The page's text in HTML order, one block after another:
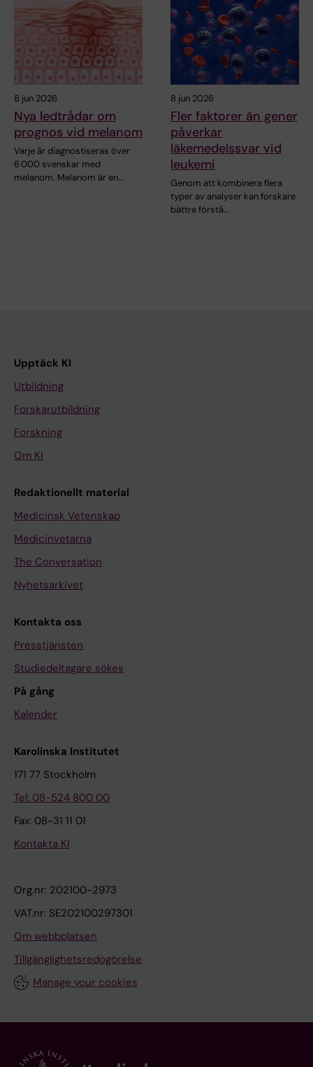
8 jun 2026
Nya ledtrådar om
prognos vid melanom
Varje år diagnostiseras över
6 000 svenskar med
melanom. Melanom är en…
8 jun 2026
Fler faktorer än gener
påverkar
läkemedelssvar vid
leukemi
Genom att kombinera flera
typer av analyser kan forskare
bättre förstå…
Upptäck KI
Utbildning
Forskarutbildning
Forskning
Om KI
Redaktionellt material
Medicinsk Vetenskap
Medicinvetarna
The Conversation
Nyhetsarkivet
Kontakta oss
Presstjänsten
Studiedeltagare sökes
På gång
Kalender
Karolinska Institutet
171 77 Stockholm
Tel: 08-524 800 00
Fax: 08-31 11 01
Kontakta KI
Org.nr: 202100-2973
VAT.nr: SE202100297301
Om webbplatsen
Tillgänglighetsredogörelse
Manage your cookies